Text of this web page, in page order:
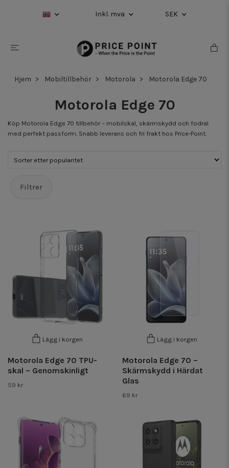
Inkl. mva SEK
Hjem Mobiltillbehör Motorola Motorola Edge 70
Motorola Edge 70
Köp Motorola Edge 70 tillbehör – mobilskal, skärmskydd och fodral
med perfekt passform. Snabb leverans och fri frakt hos Price-Point.
Filtrer
Lägg i korgen
Motorola Edge 70 TPU-
skal – Genomskinligt
59 kr
Lägg i korgen
Motorola Edge 70 –
Skärmskydd i Härdat
Glas
69 kr